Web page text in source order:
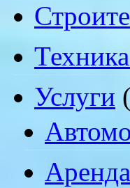
Услуги